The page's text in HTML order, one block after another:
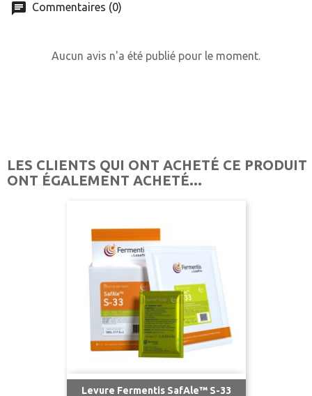
Commentaires (0)
Aucun avis n'a été publié pour le moment.
LES CLIENTS QUI ONT ACHETÉ CE PRODUIT
ONT ÉGALEMENT ACHETÉ...
Levure Fermentis SafAle™ S-33